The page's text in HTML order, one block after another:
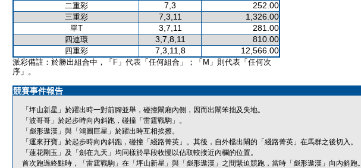
二重彩
7,3 252.00
三重彩 7,3,11 1,326.00
單T 3,7,11 281.00
四連環 3,7,8,11 810.00
四重彩 7,3,11,8 12,566.00
派彩備註：於勝出組合中，「F」代表「任何組合」；「M」則代表「任何次
序」。
競賽事件報告
「坪山新星」於躍出時一對前腳並舉，碰撞閘廂內側，因而出閘笨拙及失地。
「波哥哥」於起步時向內斜跑，碰撞「雷霆戰駒」。
「彪形遨漢」與「鴻圖巨星」於躍出時互相挨擦。
「運來孖寶」於起步時向內斜跑，碰撞「綫路菁英」。其後，自外檔出閘的「綫路菁英」在馬群之後切入。
「蓮花剛玉」及「劍在九天」均同樣於早段收慢以佔取較接近內欄的位置。
首次跑過終點時，「雷霆戰駒」在「坪山新星」與「彪形遨漢」之間緊迫競跑，當時「彪形遨漢」向內斜跑。